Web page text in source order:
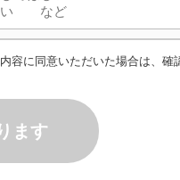
容に同意いただいた場合は、確
ます